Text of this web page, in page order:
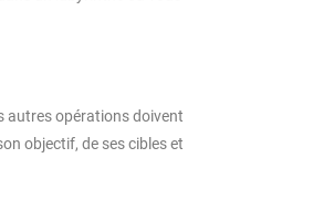
autres opérations doivent
objectif, de ses cibles et